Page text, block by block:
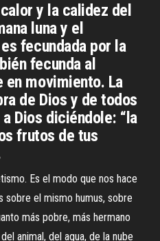
y la calidez del
luna y el
fecundada por la
fecunda al
en movimiento. La
de Dios y de todos
Dios diciéndole: “la
frutos de tus
Es el modo que nos hace
sobre el mismo humus, sobre
más pobre, más hermano
animal, del agua, de la nube